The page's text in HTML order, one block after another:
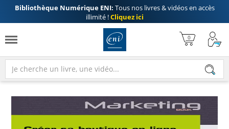
Bibliothèque Numérique ENI: Tous nos livres & vidéos en accès
illimité !Cliquez ici